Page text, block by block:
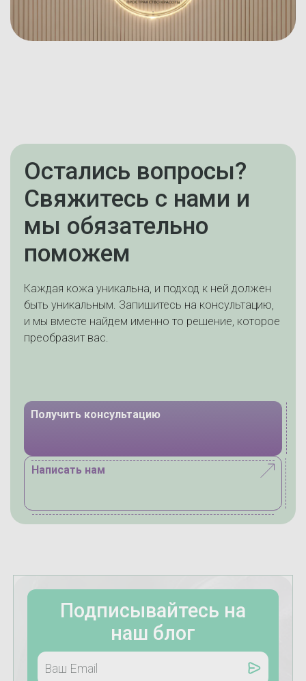
Остались вопросы?
Свяжитесь с нами и
мы обязательно
поможем
Каждая кожа уникальна, и подход к ней должен
быть уникальным. Запишитесь на консультацию,
и мы вместе найдем именно то решение, которое
преобразит вас.
Получить консультацию
Написать нам
Подписывайтесь на
наш блог